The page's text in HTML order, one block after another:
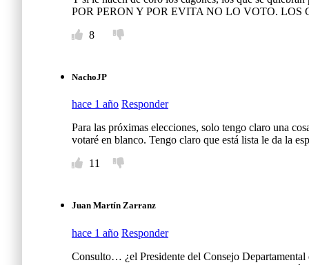
POR PERON Y POR EVITA NO LO VOTO. LOS
8
NachoJP
hace 1 año Responder
Para las próximas elecciones, solo tengo claro una
votaré en blanco. Tengo claro que está lista le da la
11
Juan Martín Zarranz
hace 1 año Responder
Consulto… ¿el Presidente del Consejo